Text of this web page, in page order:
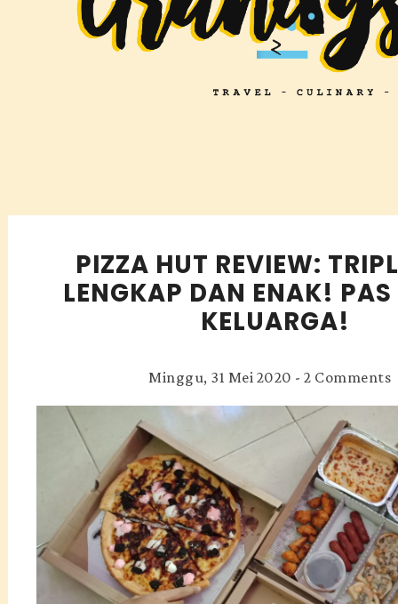
PIZZA HUT REVIEW:
LENGKAP DAN ENAK!
KELUARGA!
Minggu, 31 Mei 2020 - 2 Comments